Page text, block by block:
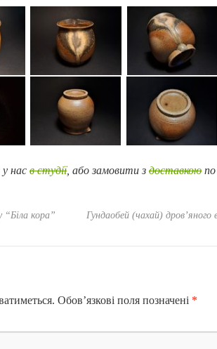
нас в студії, або замовити з доставкою
“Біла кора” Гундаобей (чахай) дров’яного
Обов’язкові поля позначені *